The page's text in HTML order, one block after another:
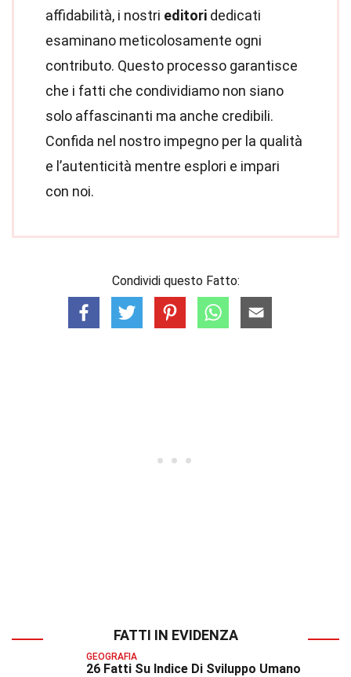
affidabilità, i nostri editori dedicati
esaminano meticolosamente ogni
contributo. Questo processo garantisce
che i fatti che condividiamo non siano
solo affascinanti ma anche credibili.
Confida nel nostro impegno per la qualità
e l’autenticità mentre esplori e impari
con noi.
Condividi questo Fatto:
FATTI IN EVIDENZA
GEOGRAFIA
26 Fatti Su Indice Di Sviluppo Umano